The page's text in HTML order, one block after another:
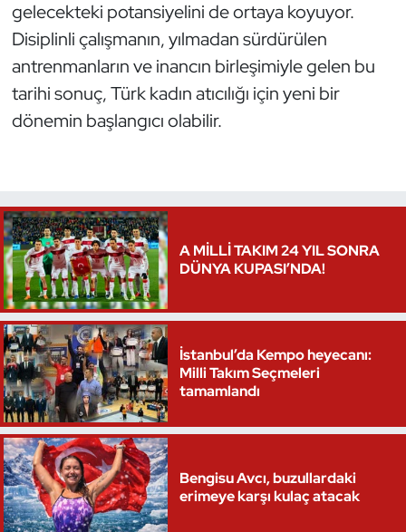
gelecekteki potansiyelini de ortaya koyuyor.
Disiplinli çalışmanın, yılmadan sürdürülen
antrenmanların ve inancın birleşimiyle gelen bu
tarihi sonuç, Türk kadın atıcılığı için yeni bir
dönemin başlangıcı olabilir.
A MİLLİ TAKIM 24 YIL SONRA
DÜNYA KUPASI’NDA!
İstanbul’da Kempo heyecanı:
Milli Takım Seçmeleri
tamamlandı
Bengisu Avcı, buzullardaki
erimeye karşı kulaç atacak
Oryantiring
Özel Sporcular
Paralimpik
Satranç
Su Topu
Sualtı Sporları
Tekvando
Tenis
Triatlon
Voleybol